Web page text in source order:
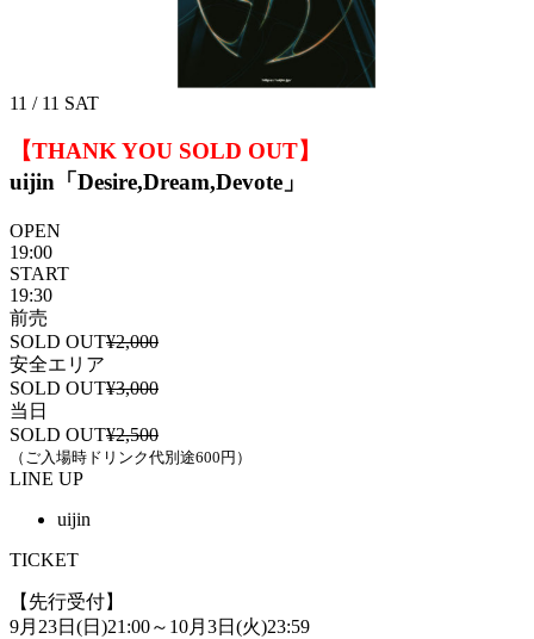
11 / 11 SAT
【THANK YOU SOLD OUT】
uijin「Desire,Dream,Devote」
OPEN
19:00
START
19:30
前売
SOLD OUT¥2,000
安全エリア
SOLD OUT¥3,000
当日
SOLD OUT¥2,500
（ご入場時ドリンク代別途600円）
LINE UP
uijin
TICKET
【先行受付】
9月23日(日)21:00～10月3日(火)23:59